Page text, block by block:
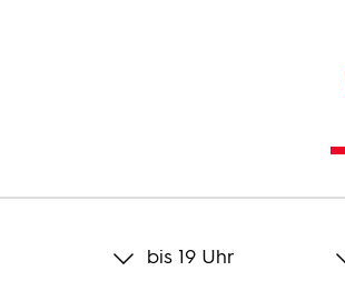
bis 19 Uhr